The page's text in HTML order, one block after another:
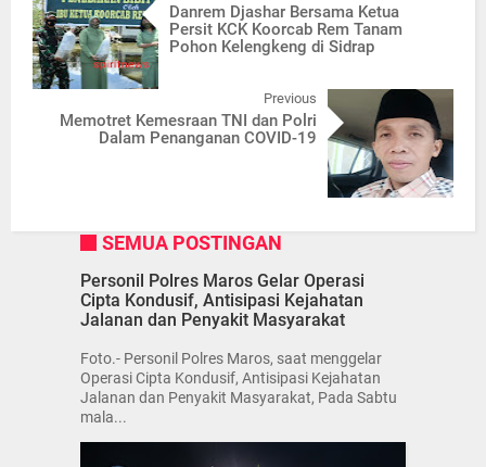
Danrem Djashar Bersama Ketua
Persit KCK Koorcab Rem Tanam
Pohon Kelengkeng di Sidrap
Previous
Memotret Kemesraan TNI dan Polri
Dalam Penanganan COVID-19
SEMUA POSTINGAN
Personil Polres Maros Gelar Operasi
Cipta Kondusif, Antisipasi Kejahatan
Jalanan dan Penyakit Masyarakat
Foto.- Personil Polres Maros, saat menggelar
Operasi Cipta Kondusif, Antisipasi Kejahatan
Jalanan dan Penyakit Masyarakat, Pada Sabtu
mala...